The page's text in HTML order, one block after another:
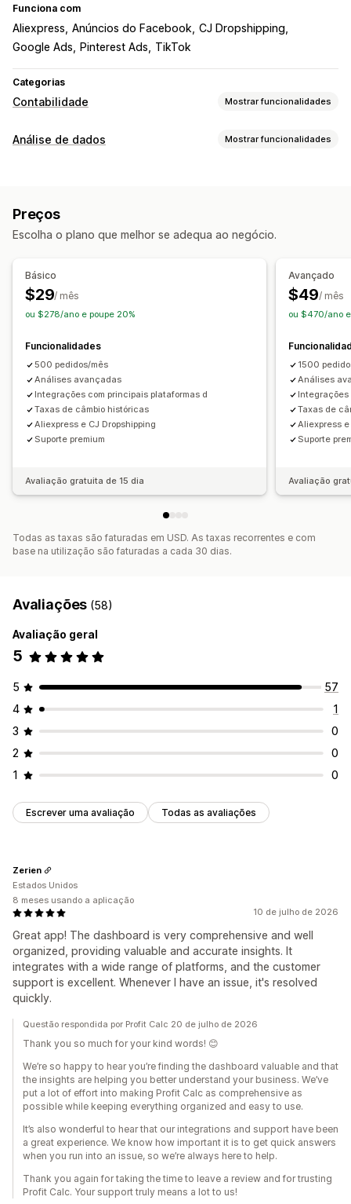
Funciona com
Aliexpress Anúncios do Facebook CJ Dropshipping
Google Ads
Pinterest Ads TikTok
Categorias
Contabilidade Mostrar funcionalidades
Relatórios financeiros
Relatórios personalizados
Várias lojas
Sincronização de dados automatizada
Resumo de vendas diárias
Detalhes da encomenda
Transações
Importação de dados históricos
Análise de dados Mostrar funcionalidades
Marketing e vendas
Imagens e relatórios
Dashboard de análise de dados
Preços
Escolha o plano que melhor se adequa ao negócio.
Básico
$29/ mês
ou $278/ano e poupe 20%
Funcionalidades
500 pedidos/mês
Análises avançadas
Integrações com principais plataformas d
Taxas de câmbio históricas
Aliexpress e CJ Dropshipping
Suporte premium
Avaliação gratuita de 15 dia
Avançado
$49/ mês
ou $470/ano
1500
Análises
Integrações
Taxas de
Aliexpress
Suporte
Avaliação
Todas as taxas são faturadas em USD. As taxas recorrentes e com
base na utilização são faturadas a cada 30 dias.
Avaliações (58)
Avaliação geral
5
5
57
4
1
3
0
2
0
1
0
Escrever uma avaliação Todas as avaliações
10 de julho de 2026
Great app! The dashboard is very comprehensive and well
organized, providing valuable and accurate insights. It
integrates with a wide range of platforms, and the customer
support is excellent. Whenever I have an issue, it's resolved
quickly.
Zerien
Estados Unidos
8 meses usando a aplicação
Questão respondida por Profit Calc 20 de julho de 2026
Thank you so much for your kind words! 😊
We’re so happy to hear you’re finding the dashboard valuable and that
the insights are helping you better understand your business. We’ve
put a lot of effort into making Profit Calc as comprehensive as
possible while keeping everything organized and easy to use.
It’s also wonderful to hear that our integrations and support have been
a great experience. We know how important it is to get quick answers
when you run into an issue, so we’re always here to help.
Thank you again for taking the time to leave a review and for trusting
Profit Calc. Your support truly means a lot to us!